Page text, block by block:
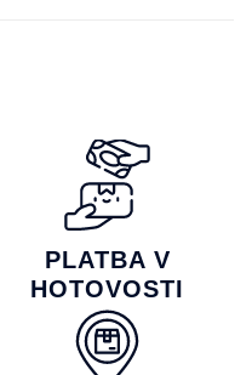
PLATBA V
HOTOVOSTI